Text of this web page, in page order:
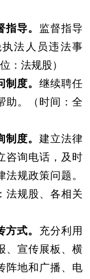
导。 监督指导
法人员违法事
：法规股）
度。 继续聘任
。
（ 时间：全
度。 建立法律
咨询电话，及时
规政策问题。
法规股、各相关
式。 充分利用
、宣传展板、横
阵地和广播、电